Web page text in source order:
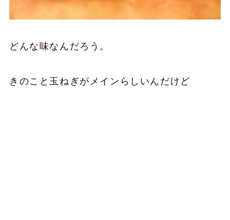
どんな味なんだろう。
きのこと玉ねぎがメインらしいんだけど